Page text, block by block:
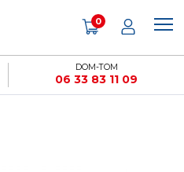
DOM-TOM
06 33 83 11 09
0